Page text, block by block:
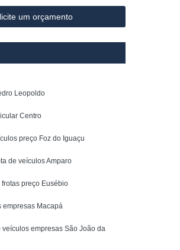
de Frota Caminhões
Minas Gerais
e Gestão de Frotas
de Carro
de Veículo
Veicular
Gerenciamento de Frota
de Frota Caminhões
de Frota de Carros
Frota de Veículos
um orçamento
Leopoldo
Centro
preço Foz do Iguaçu
de veículos Amparo
preço Eusébio
empresas Macapá
empresas São João da